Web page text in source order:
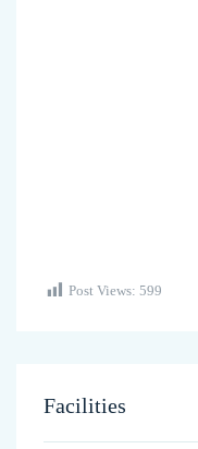
Post Views: 599
Facilities